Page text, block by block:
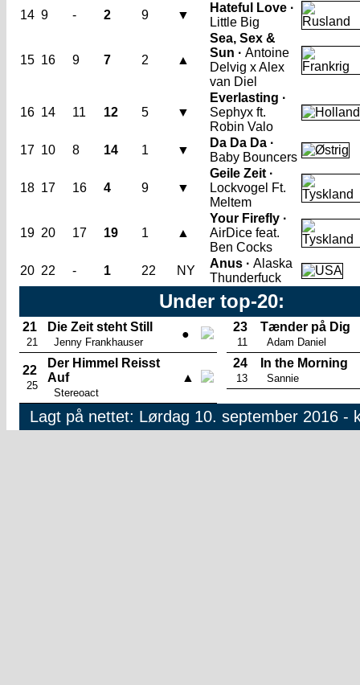
14 9 - 2 9 ▼
Hateful Love ·
Little Big
15 16 9 7 2 ▲
Sea, Sex &
Sun · Antoine
Delvig x Alex
van Diel
16 14 11 12 5 ▼
Everlasting ·
Sephyx ft.
Robin Valo
17 10 8 14 1 ▼
Da Da Da ·
Baby Bouncers
18 17 16 4 9 ▼
Geile Zeit ·
Lockvogel Ft.
Meltem
19 20 17 19 1 ▲
Your Firefly ·
AirDice feat.
Ben Cocks
20 22 - 1 22 NY
Anus · Alaska
Thunderfuck
Under top-20:
21
21
Die Zeit steht Still
Jenny Frankhauser
●
22
25
Der Himmel Reisst
Auf
Stereoact
▲
23
11
Tænder på Dig
Adam Daniel
24
13
In the Morning
Sannie
Lagt på nettet: Lørdag 10. september 2016 -